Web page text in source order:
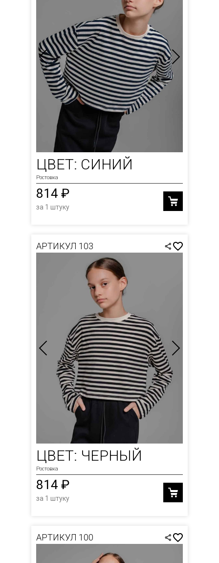
ЦВЕТ: СИНИЙ
Ростовка
814 ₽
за 1 штуку
АРТИКУЛ 103
ЦВЕТ: ЧЕРНЫЙ
Ростовка
814 ₽
за 1 штуку
АРТИКУЛ 100